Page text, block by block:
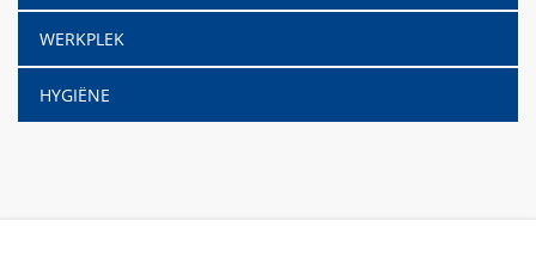
WERKPLEK
HYGIËNE